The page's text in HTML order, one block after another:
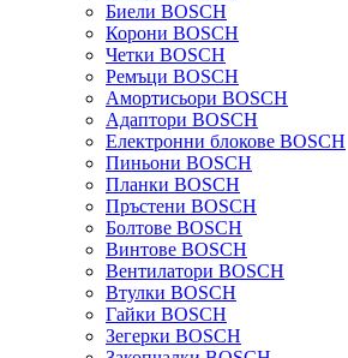
Биели BOSCH
Корони BOSCH
Четки BOSCH
Ремъци BOSCH
Амортисьори BOSCH
Адаптори BOSCH
Електронни блокове BOSCH
Пиньони BOSCH
Планки BOSCH
Пръстени BOSCH
Болтове BOSCH
Винтове BOSCH
Вентилатори BOSCH
Втулки BOSCH
Гайки BOSCH
Зегерки BOSCH